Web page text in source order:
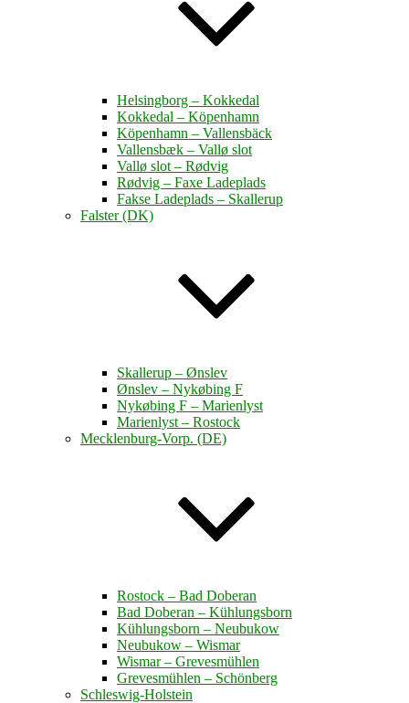
Helsingborg – Kokkedal
Kokkedal – Köpenhamn
Köpenhamn – Vallensbäck
Vallensbæk – Vallø slot
Vallø slot – Rødvig
Rødvig – Faxe Ladeplads
Fakse Ladeplads – Skallerup
Falster (DK)
Skallerup – Ønslev
Ønslev – Nykøbing F
Nykøbing F – Marienlyst
Marienlyst – Rostock
Mecklenburg-Vorp. (DE)
Rostock – Bad Doberan
Bad Doberan – Kühlungsborn
Kühlungsborn – Neubukow
Neubukow – Wismar
Wismar – Grevesmühlen
Grevesmühlen – Schönberg
Schleswig-Holstein